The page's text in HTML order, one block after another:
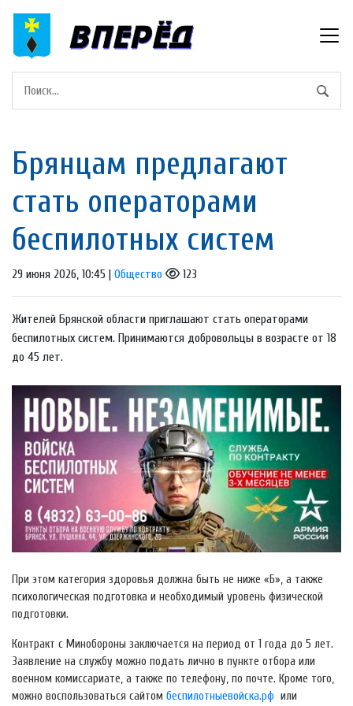
Брянцам предлагают
стать оперaторами
бeспилотных систeм
29 июня 2026, 10:45 | Общество 123
Жителей Брянской области приглашают стать операторами
беспилотных систем. Принимаются добровольцы в возрасте от 18
до 45 лет.
При этом категория здоровья должна быть не ниже «Б», а также
психологическая подготовка и необходимый уровень физической
подготовки.
Контракт с Минобороны заключается на период от 1 года до 5 лет.
Заявление на службу можно подать лично в пункте отбора или
военном комиссариате, а также по телефону, по почте. Кроме того,
можно воспользоваться сайтом беспилотныевойска.рф или